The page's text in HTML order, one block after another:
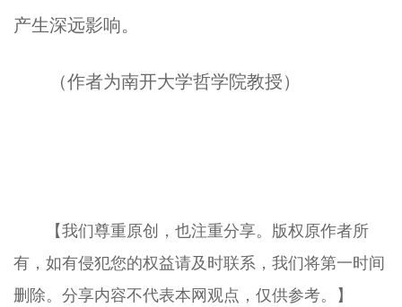
产生深远影响。
（作者为南开大学哲学院教授）
【我们尊重原创，也注重分享。版权原作者所
有，如有侵犯您的权益请及时联系，我们将第一时间
删除。分享内容不代表本网观点，仅供参考。】